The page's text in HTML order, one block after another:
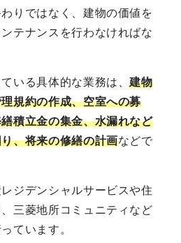
りではなく、建物の価値を
テナンスを行わなければな
いる具体的な業務は、建物
規約の作成、空室への募
積立金の集金、水漏れなど
、将来の修繕の計画などで
ジデンシャルサービスや住
三菱地所コミュニティなど
ています。